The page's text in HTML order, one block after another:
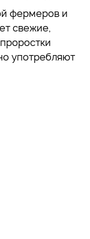
фермеров и
свежие,
употребляют